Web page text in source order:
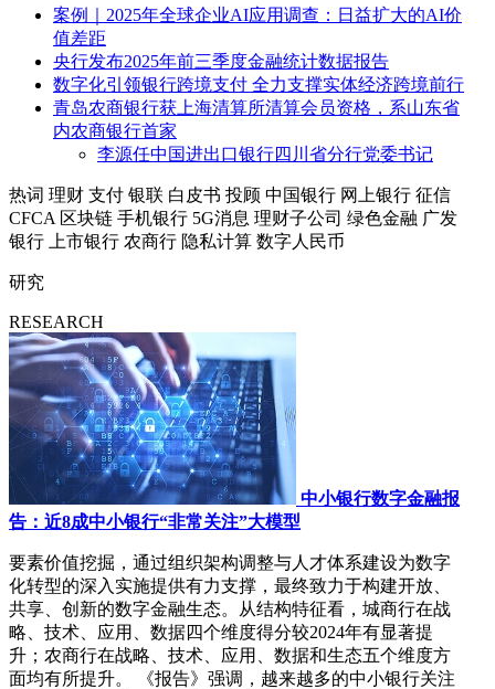
案例｜2025年全球企业AI应用调查：日益扩大的AI价
值差距
央行发布2025年前三季度金融统计数据报告
数字化引领银行跨境支付 全力支撑实体经济跨境前行
青岛农商银行获上海清算所清算会员资格，系山东省
内农商银行首家
李源任中国进出口银行四川省分行党委书记
热词 理财 支付 银联 白皮书 投顾 中国银行 网上银行 征信
CFCA 区块链 手机银行 5G消息 理财子公司 绿色金融 广发
银行
上市银行 农商行 隐私计算 数字人民币
研究
RESEARCH
中小银行数字金融报
告：近8成中小银行“非常关注”大模型
要素价值挖掘，通过组织架构调整与人才体系建设为数字
化转型的深入实施提供有力支撑，最终致力于构建开放、
共享、创新的数字金融生态。从结构特征看，城商行在战
略、技术、应用、数据四个维度得分较2024年有显著提
升；农商行在战略、技术、应用、数据和生态五个维度方
面均有所提升。 《报告》强调，越来越多的中小银行关注